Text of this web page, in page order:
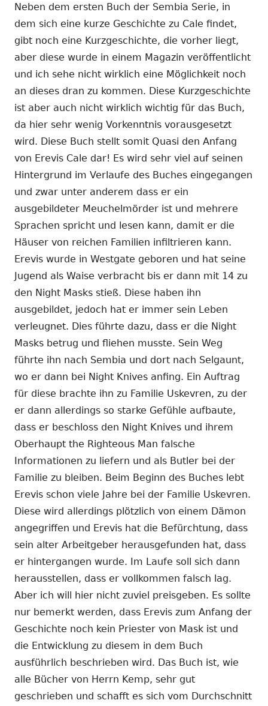
Neben dem ersten Buch der Sembia Serie, in
dem sich eine kurze Geschichte zu Cale findet,
gibt noch eine Kurzgeschichte, die vorher liegt,
aber diese wurde in einem Magazin veröffentlicht
und ich sehe nicht wirklich eine Möglichkeit noch
an dieses dran zu kommen. Diese Kurzgeschichte
ist aber auch nicht wirklich wichtig für das Buch,
da hier sehr wenig Vorkenntnis vorausgesetzt
wird. Diese Buch stellt somit Quasi den Anfang
von Erevis Cale dar! Es wird sehr viel auf seinen
Hintergrund im Verlaufe des Buches eingegangen
und zwar unter anderem dass er ein
ausgebildeter Meuchelmörder ist und mehrere
Sprachen spricht und lesen kann, damit er die
Häuser von reichen Familien infiltrieren kann.
Erevis wurde in Westgate geboren und hat seine
Jugend als Waise verbracht bis er dann mit 14 zu
den Night Masks stieß. Diese haben ihn
ausgebildet, jedoch hat er immer sein Leben
verleugnet. Dies führte dazu, dass er die Night
Masks betrug und fliehen musste. Sein Weg
führte ihn nach Sembia und dort nach Selgaunt,
wo er dann bei Night Knives anfing. Ein Auftrag
für diese brachte ihn zu Familie Uskevren, zu der
er dann allerdings so starke Gefühle aufbaute,
dass er beschloss den Night Knives und ihrem
Oberhaupt the Righteous Man falsche
Informationen zu liefern und als Butler bei der
Familie zu bleiben. Beim Beginn des Buches lebt
Erevis schon viele Jahre bei der Familie Uskevren.
Diese wird allerdings plötzlich von einem Dämon
angegriffen und Erevis hat die Befürchtung, dass
sein alter Arbeitgeber herausgefunden hat, dass
er hintergangen wurde. Im Laufe soll sich dann
herausstellen, dass er vollkommen falsch lag.
Aber ich will hier nicht zuviel preisgeben. Es sollte
nur bemerkt werden, dass Erevis zum Anfang der
Geschichte noch kein Priester von Mask ist und
die Entwicklung zu diesem in dem Buch
ausführlich beschrieben wird. Das Buch ist, wie
alle Bücher von Herrn Kemp, sehr gut
geschrieben und schafft es sich vom Durchschnitt